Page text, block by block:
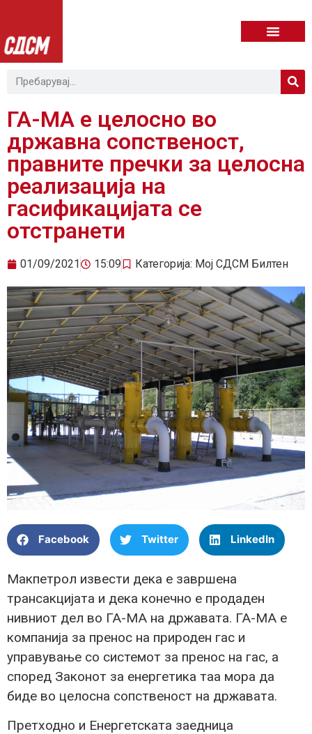
ГА-МА е целосно во
државна сопственост,
правните пречки за целосна
реализација на
гасификацијата се
отстранети
01/09/2021 15:09 Категорија: Мој СДСМ Билтен
Facebook Twitter LinkedIn
Макпетрол извести дека е завршена
трансакцијата и дека конечно е продаден
нивниот дел во ГА-МА на државата. ГА-МА е
компанија за пренос на природен гас и
управување со системот за пренос на гас, а
според Законот за енергетика таа мора да
биде во целосна сопственост на државата.
Претходно и Енергетската заедница